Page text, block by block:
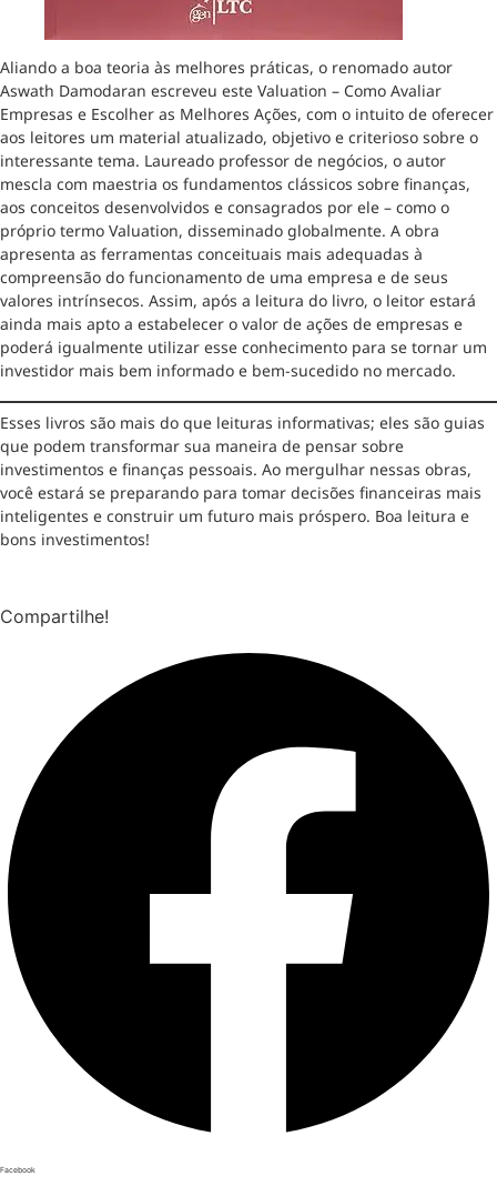
Aliando a boa teoria às melhores práticas, o renomado autor
Aswath Damodaran escreveu este Valuation – Como Avaliar
Empresas e Escolher as Melhores Ações, com o intuito de oferecer
aos leitores um material atualizado, objetivo e criterioso sobre o
interessante tema. Laureado professor de negócios, o autor
mescla com maestria os fundamentos clássicos sobre finanças,
aos conceitos desenvolvidos e consagrados por ele – como o
próprio termo Valuation, disseminado globalmente. A obra
apresenta as ferramentas conceituais mais adequadas à
compreensão do funcionamento de uma empresa e de seus
valores intrínsecos. Assim, após a leitura do livro, o leitor estará
ainda mais apto a estabelecer o valor de ações de empresas e
poderá igualmente utilizar esse conhecimento para se tornar um
investidor mais bem informado e bem-sucedido no mercado.
Esses livros são mais do que leituras informativas; eles são guias
que podem transformar sua maneira de pensar sobre
investimentos e finanças pessoais. Ao mergulhar nessas obras,
você estará se preparando para tomar decisões financeiras mais
inteligentes e construir um futuro mais próspero. Boa leitura e
bons investimentos!
Compartilhe!
Facebook